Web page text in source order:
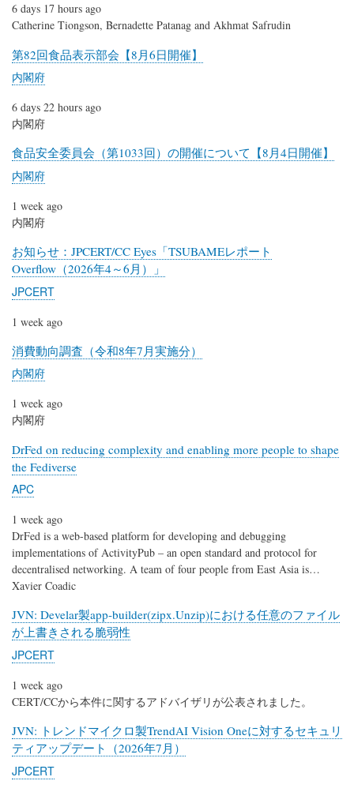
6 days 17 hours ago
Catherine Tiongson, Bernadette Patanag and Akhmat Safrudin
第82回食品表示部会【8月6日開催】
内閣府
6 days 22 hours ago
内閣府
食品安全委員会（第1033回）の開催について【8月4日開催】
内閣府
1 week ago
内閣府
お知らせ：JPCERT/CC Eyes「TSUBAMEレポート
Overflow（2026年4～6月）」
JPCERT
1 week ago
消費動向調査（令和8年7月実施分）
内閣府
1 week ago
内閣府
DrFed on reducing complexity and enabling more people to shape
the Fediverse
APC
1 week ago
DrFed is a web-based platform for developing and debugging
implementations of ActivityPub – an open standard and protocol for
decentralised networking. A team of four people from East Asia is…
Xavier Coadic
JVN: Develar製app-builder(zipx.Unzip)における任意のファイル
が上書きされる脆弱性
JPCERT
1 week ago
CERT/CCから本件に関するアドバイザリが公表されました。
JVN: トレンドマイクロ製TrendAI Vision Oneに対するセキュリ
ティアップデート（2026年7月）
JPCERT